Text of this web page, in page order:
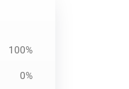
100%
0%